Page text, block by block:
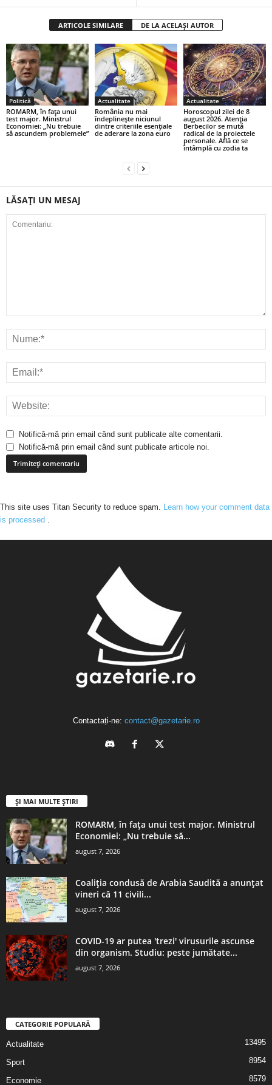
ARTICOLE SIMILARE DE LA ACELAȘI AUTOR
Politică
ROMARM, în fața unui
test major. Ministrul
Economiei: „Nu trebuie
să ascundem problemele”
Actualitate
România nu mai
îndeplinește niciunul
dintre criteriile esențiale
de aderare la zona euro
Actualitate
Horoscopul zilei de 8
august 2026. Atenția
Berbecilor se mută
radical de la proiectele
personale. Află ce se
întâmplă cu zodia ta
LĂSAȚI UN MESAJ
Notifică-mă prin email când sunt publicate alte comentarii.
Notifică-mă prin email când sunt publicate articole noi.
This site uses Titan Security to reduce spam. Learn how your comment data
is processed
Contactați-ne: contact@gazetarie.ro
ȘI MAI MULTE ȘTIRI
ROMARM, în fața unui test major. Ministrul
Economiei: „Nu trebuie să...
august 7, 2026
Coaliția condusă de Arabia Saudită a anunțat
vineri că 11 civili...
august 7, 2026
COVID-19 ar putea 'trezi' virusurile ascunse
din organism. Studiu: peste jumătate...
august 7, 2026
CATEGORIE POPULARĂ
Actualitate 13495
Sport 8954
Economie 8579